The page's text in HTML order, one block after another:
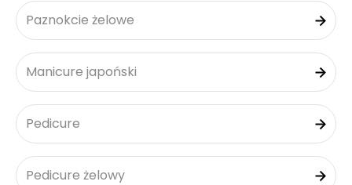
Paznokcie żelowe
Manicure japoński
Pedicure
Pedicure żelowy